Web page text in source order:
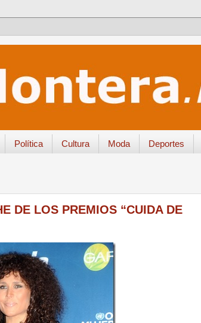
Política Cultura Moda Deportes
DE LOS PREMIOS “CUIDA DE